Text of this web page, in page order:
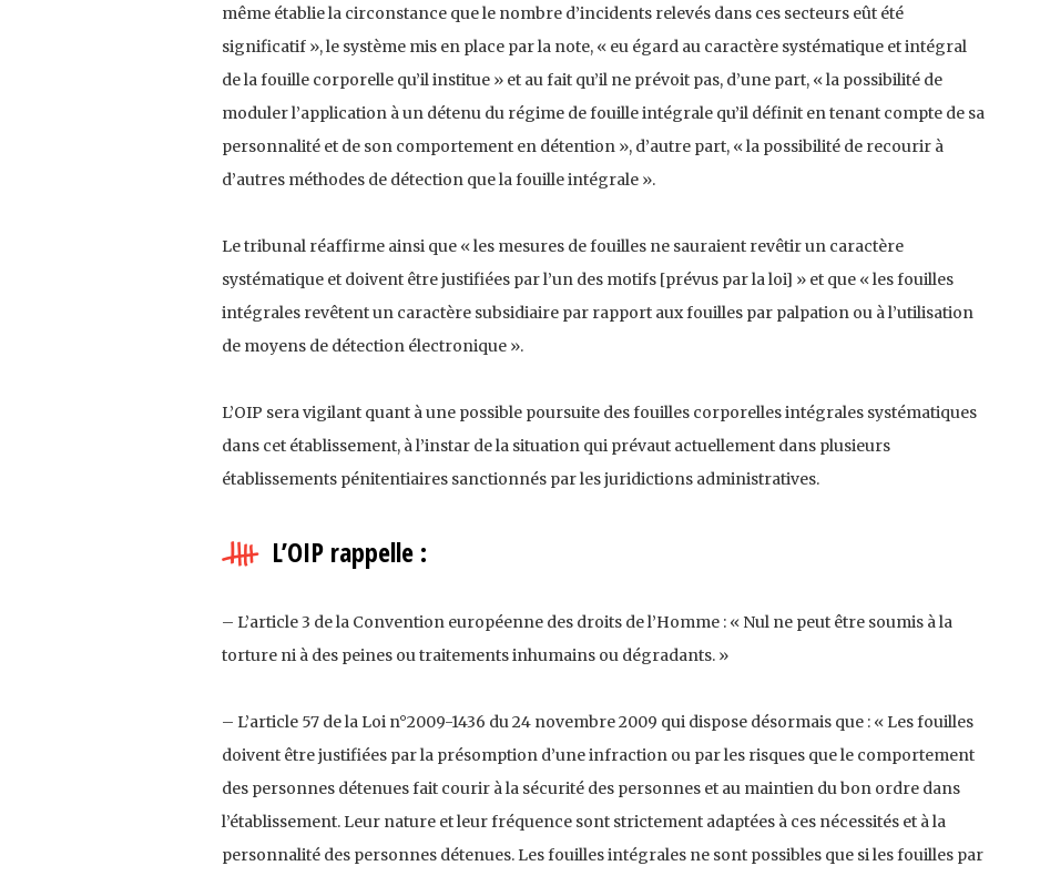
même établie la circonstance que le nombre d’incidents relevés dans ces secteurs eût été
significatif », le système mis en place par la note, « eu égard au caractère systématique et intégral
de la fouille corporelle qu’il institue » et au fait qu’il ne prévoit pas, d’une part, « la possibilité de
moduler l’application à un détenu du régime de fouille intégrale qu’il définit en tenant compte de sa
personnalité et de son comportement en détention », d’autre part, « la possibilité de recourir à
d’autres méthodes de détection que la fouille intégrale ».
Le tribunal réaffirme ainsi que « les mesures de fouilles ne sauraient revêtir un caractère
systématique et doivent être justifiées par l’un des motifs [prévus par la loi] » et que « les fouilles
intégrales revêtent un caractère subsidiaire par rapport aux fouilles par palpation ou à l’utilisation
de moyens de détection électronique ».
L’OIP sera vigilant quant à une possible poursuite des fouilles corporelles intégrales systématiques
dans cet établissement, à l’instar de la situation qui prévaut actuellement dans plusieurs
établissements pénitentiaires sanctionnés par les juridictions administratives.
L’OIP rappelle :
– L’article 3 de la Convention européenne des droits de l’Homme : « Nul ne peut être soumis à la
torture ni à des peines ou traitements inhumains ou dégradants. »
– L’article 57 de la Loi n°2009-1436 du 24 novembre 2009 qui dispose désormais que : « Les fouilles
doivent être justifiées par la présomption d’une infraction ou par les risques que le comportement
des personnes détenues fait courir à la sécurité des personnes et au maintien du bon ordre dans
l’établissement. Leur nature et leur fréquence sont strictement adaptées à ces nécessités et à la
personnalité des personnes détenues. Les fouilles intégrales ne sont possibles que si les fouilles par